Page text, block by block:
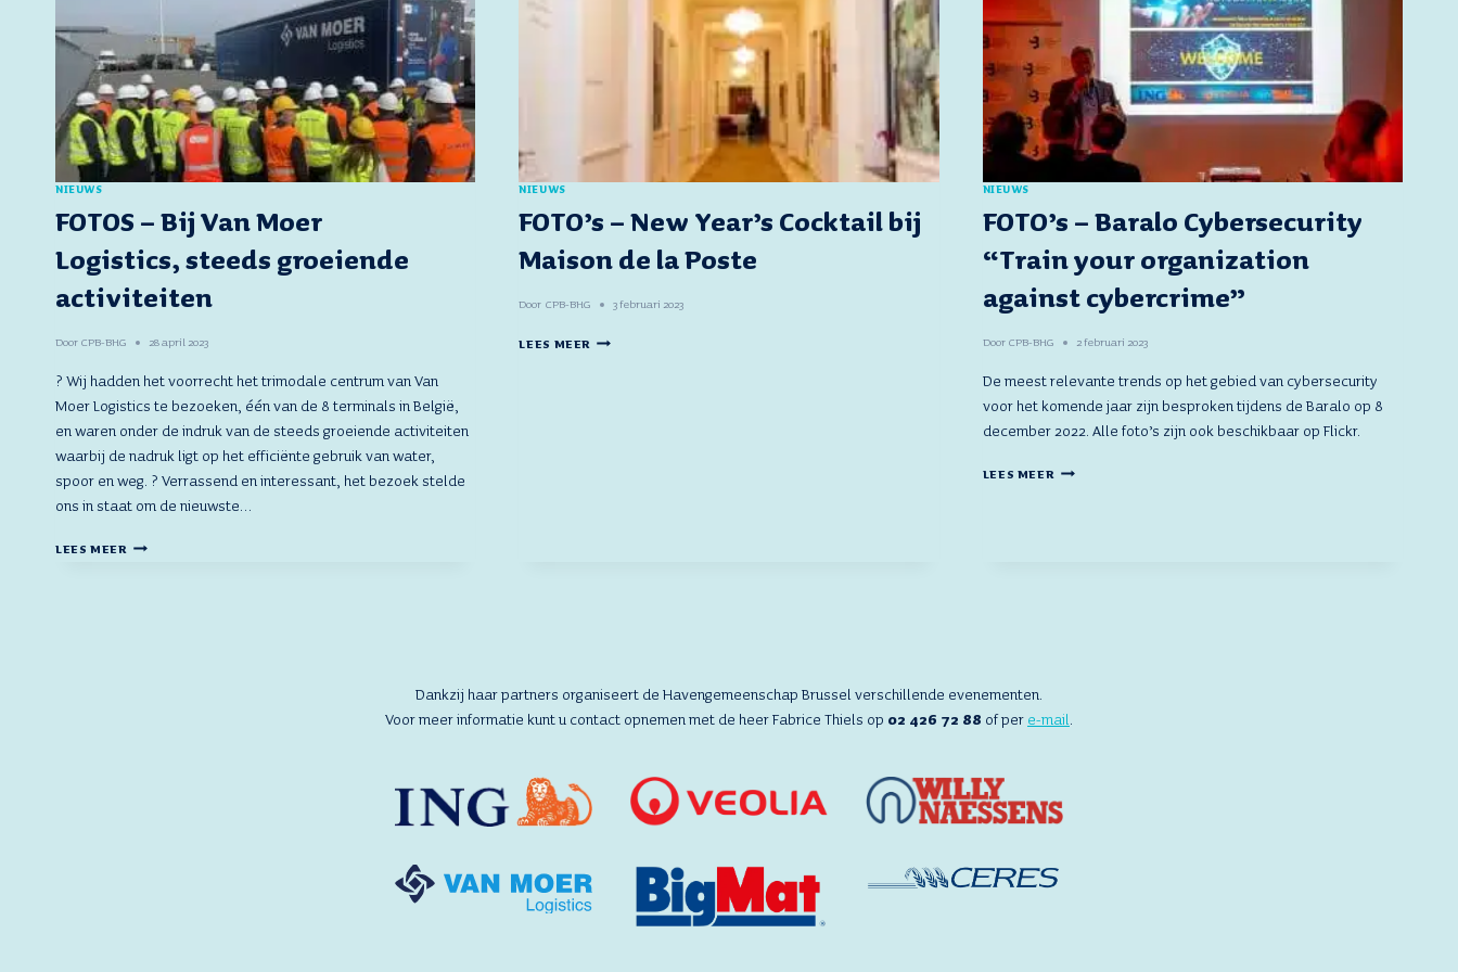
NIEUWS
FOTOS – Bij Van Moer
Logistics, steeds groeiende
activiteiten
Door CPB-BHG 28 april 2023
? Wij hadden het voorrecht het trimodale centrum van Van
Moer Logistics te bezoeken, één van de 8 terminals in België,
en waren onder de indruk van de steeds groeiende activiteiten
waarbij de nadruk ligt op het efficiënte gebruik van water,
spoor en weg. ? Verrassend en interessant, het bezoek stelde
ons in staat om de nieuwste…
LEES MEERFOTOS
NIEUWS
FOTO’s – New Year’s Cocktail bij
Maison de la Poste
Door CPB-BHG 3 februari 2023
LEES MEER FOTO’S
NIEUWS
FOTO’s – Baralo Cybersecurity
“Train your organization
against cybercrime”
Door CPB-BHG 2 februari 2023
De meest relevante trends op het gebied van cybersecurity
voor het komende jaar zijn besproken tijdens de Baralo op 8
december 2022. Alle foto’s zijn ook beschikbaar op Flickr.
LEES MEERFOTO’S
Dankzij haar partners organiseert de Havengemeenschap Brussel verschillende evenementen.
Voor meer informatie kunt u contact opnemen met de heer Fabrice Thiels op 02 426 72 88 of per e-mail.